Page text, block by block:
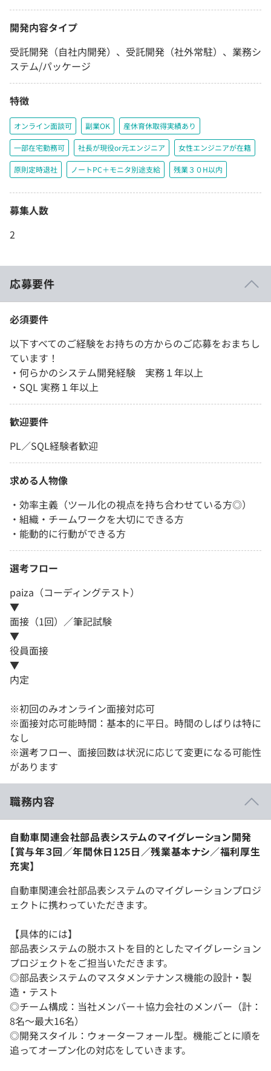
開発内容タイプ
受託開発（自社内開発）、受託開発（社外常駐）、業務シ
ステム/パッケージ
特徴
オンライン面談可 副業OK 産休育休取得実績あり
一部在宅勤務可 社長が現役or元エンジニア 女性エンジニアが在籍
原則定時退社 ノートPC＋モニタ別途支給 残業３０H以内
募集人数
2
応募要件
必須要件
以下すべてのご経験をお持ちの方からのご応募をおまちし
ています！
・何らかのシステム開発経験 実務１年以上
・SQL 実務１年以上
歓迎要件
PL／SQL経験者歓迎
求める人物像
・効率主義（ツール化の視点を持ち合わせている方◎）
・組織・チームワークを大切にできる方
・能動的に行動ができる方
選考フロー
paiza（コーディングテスト）
▼
面接（1回）／筆記試験
▼
役員面接
▼
内定
※初回のみオンライン面接対応可
※面接対応可能時間：基本的に平日。時間のしばりは特に
なし
※選考フロー、面接回数は状況に応じて変更になる可能性
があります
職務内容
自動車関連会社部品表システムのマイグレーション開発
【賞与年３回／年間休日125日／残業基本ナシ／福利厚生
充実】
自動車関連会社部品表システムのマイグレーションプロジ
ェクトに携わっていただきます。
【具体的には】
部品表システムの脱ホストを目的としたマイグレーション
プロジェクトをご担当いただきます。
◎部品表システムのマスタメンテナンス機能の設計・製
造・テスト
◎チーム構成：当社メンバー＋協力会社のメンバー（計：
8名～最大16名）
◎開発スタイル：ウォーターフォール型。機能ごとに順を
追ってオープン化の対応をしていきます。